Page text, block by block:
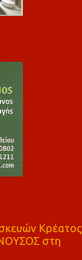
Κρέατος
στη